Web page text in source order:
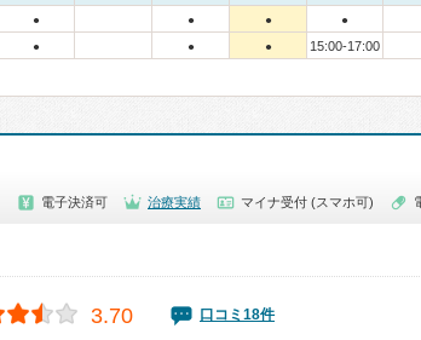
● ● ● ●
● ● ● 15:00-17:00
電子決済可 治療実績 マイナ受付 (スマホ可)
3.70 口コミ18件